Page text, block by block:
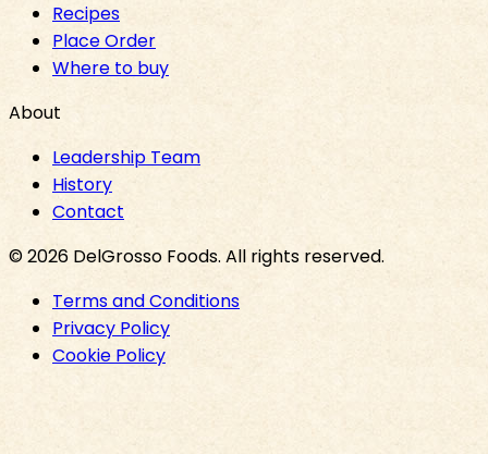
Recipes
Place Order
Where to buy
About
Leadership Team
History
Contact
©2026 DelGrosso Foods. All rights reserved.
Terms and Conditions
Privacy Policy
Cookie Policy